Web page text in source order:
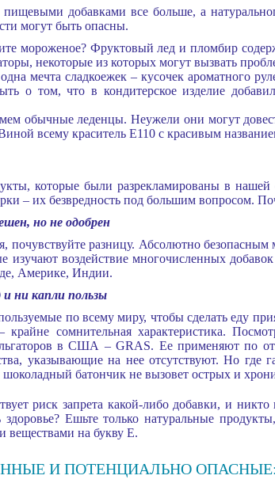
добавками все больше, а
могут быть опасны.
мороженое? Фруктовый лед и пломбир
некоторые из которых могут вызвать
мечта сладкоежек – кусочек ароматного
о том, что в кондитерское изделие
обычные леденцы. Неужели они могут
всему краситель E110 с красивым
которые были разрекламированы в нашей
– их безвредность под большим вопросом.
но не одобрен
почувствуйте разницу. Абсолютно
изучают воздействие многочисленных
Америке, Индии.
и ни капли пользы
по всему миру, чтобы сделать еду
крайне сомнительная характеристика.
в США – GRAS. Ее применяют по
указывающие на нее отсутствуют. Но где
шоколадный батончик не вызовет острых и
риск запрета какой-либо добавки, и
здоровье? Ешьте только натуральные
веществами на букву E.
И ПОТЕНЦИАЛЬНО